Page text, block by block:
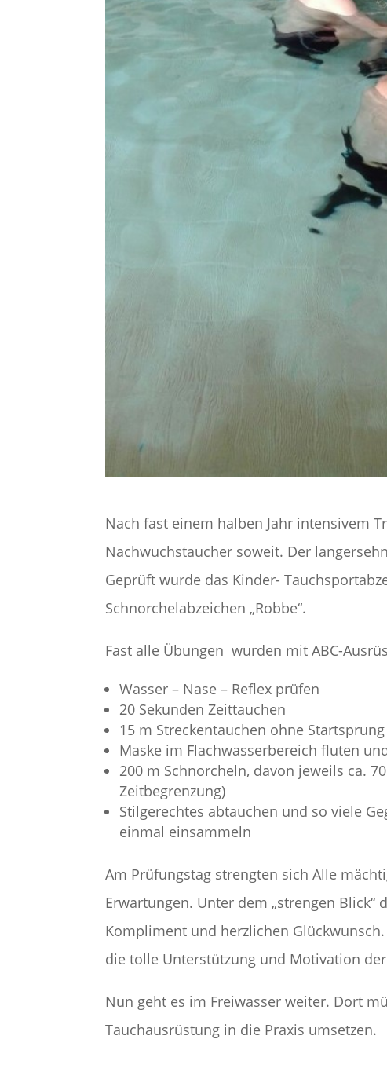
Nach fast einem halben Jahr intensivem
Nachwuchstaucher soweit. Der
Geprüft wurde das Kinder-
Schnorchelabzeichen „Robbe“.
Fast alle Übungen wurden mit ABC-
Wasser – Nase – Reflex prüfen
20 Sekunden Zeittauchen
15 m Streckentauchen ohne Startsprung
Maske im Flachwasserbereich fluten
200 m Schnorcheln, davon jeweils ca.
Zeitbegrenzung)
Stilgerechtes abtauchen und so viele
einmal einsammeln
Am Prüfungstag strengten sich Alle
Erwartungen. Unter dem „strengen Blick“
Kompliment und herzlichen
die tolle Unterstützung und Motivation
Nun geht es im Freiwasser weiter. Dort
Tauchausrüstung in die Praxis umsetzen.